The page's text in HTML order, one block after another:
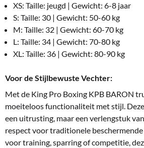
XS: Taille: jeugd | Gewicht: 6-8 jaar
S: Taille: 30 | Gewicht: 50-60 kg
M: Taille: 32 | Gewicht: 60-70 kg
L: Taille: 34 | Gewicht: 70-80 kg
XL: Taille: 36 | Gewicht: 80-90 kg
Voor de Stijlbewuste Vechter:
Met de King Pro Boxing KPB BARON
moeiteloos functionaliteit met stijl.
een uitrusting, maar een verlengstuk
respect voor traditionele
voor training, sparring of competitie,